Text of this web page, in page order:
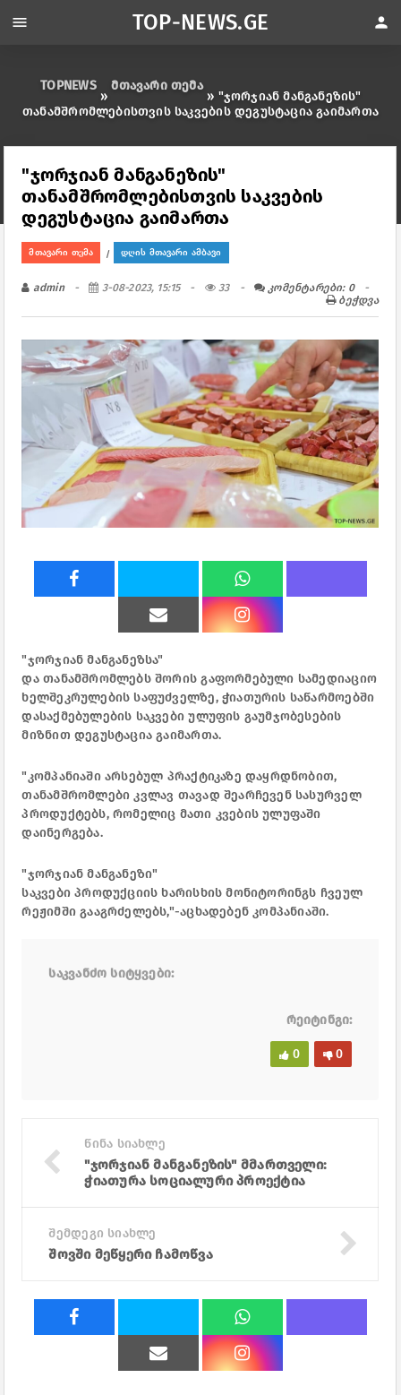
TOPNEWS
»
მთავარი თემა
» "ჯორჯიან მანგანეზის"
თანამშრომლებისთვის საკვების დეგუსტაცია გაიმართა
"ჯორჯიან მანგანეზის"
თანამშრომლებისთვის საკვების
დეგუსტაცია გაიმართა
მთავარი თემა / დღის მთავარი ამბავი
admin 3-08-2023, 15:15 33
კომენტარები: 0
ბეჭდვა
"ჯორჯიან მანგანეზსა"
და თანამშრომლებს შორის გაფორმებული სამედიაციო
ხელშეკრულების საფუძველზე, ჭიათურის საწარმოებში
დასაქმებულების საკვები ულუფის გაუმჯობესების
მიზნით დეგუსტაცია გაიმართა.
"კომპანიაში არსებულ პრაქტიკაზე დაყრდნობით,
თანამშრომლები კვლავ თავად შეარჩევენ სასურველ
პროდუქტებს, რომელიც მათი კვების ულუფაში
დაინერგება.
"ჯორჯიან მანგანეზი"
საკვები პროდუქციის ხარისხის მონიტორინგს ჩვეულ
რეჟიმში გააგრძელებს,"-აცხადებენ კომპანიაში.
საკვანძო სიტყვები:
რეიტინგი:
0 0
წინა სიახლე
"ჯორჯიან მანგანეზის" მმართველი:
ჭიათურა სოციალური პროექტია
შემდეგი სიახლე
შოვში მეწყერი ჩამოწვა
menu TOP-NEWS.GE person